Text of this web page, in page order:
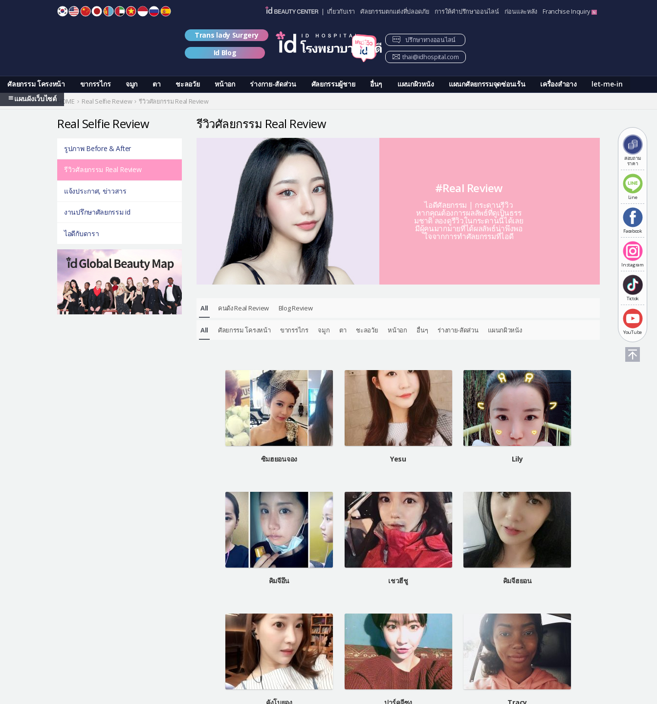
| เกี่ยวกับเรา ศัลยกรรมตกแต่งที่ปลอดภัย การให้คำปรึกษาออนไลน์ ก่อนและหลัง Franchise Inquiry
ศัลยกรรม โครงหน้า ขากรรไกร จมูก ตา ชะลอวัย หน้าอก ร่างกาย-สัดส่วน ศัลยกรรมผู้ชาย อื่นๆ แผนกผิวหนัง แผนกศัลยกรรมจุดซ่อนเร้น เครื่องสำอาง
let-me-in
แผนผังเว็บไซต์
Trans lady Surgery
Id Blog
ปรึกษาทางออนไลน์
thai@idhospital.com
สอบถาม
ราคา
Line
Facebook
Instagram
Tictok
YouTube
HOME Real Selfie Review รีวิวศัลยกรรม Real Review
รีวิวศัลยกรรม Real Review
#Real Review
ไอดีศัลยกรรม | กระดานรีวิว
หากคุณต้องการผลลัพธ์ที่ดูเป็นธรร
มชาติ ลองดูรีวิวในกระดานนี้ได้เลย
มีผู้คนมากมายที่ได้ผลลัพธ์น่าพึงพอ
ใจจากการทำศัลยกรรมที่ไอดี
All คนดัง Real Review Blog Review
All ศัลยกรรม โครงหน้า ขากรรไกร จมูก ตา ชะลอวัย หน้าอก อื่นๆ ร่างกาย-สัดส่วน แผนกผิวหนัง
ซิมฮยอนจอง Yesu Lily
คิมจีอึน เชวฮีชู คิมจีฮยอน
คังโบยอง ปาร์คจีซง Tracy
Real Selfie Review
รูปภาพ Before & After
รีวิวศัลยกรรม Real Review
แจ้งประกาศ, ข่าวสาร
งานปรึกษาศัลยกรรม id
ไอดีกับดารา